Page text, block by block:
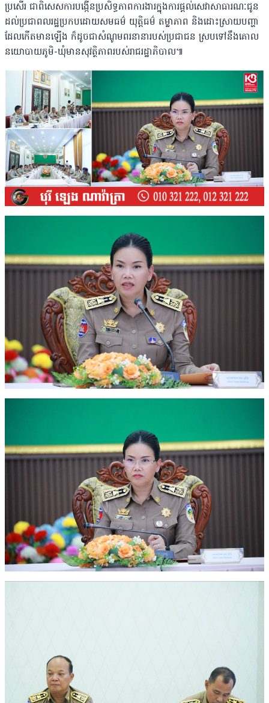
ប្រសើរ ជាពិសេសការបង្កើនប្រសិទ្ធភាពការងារក្នុងការផ្តល់សេវាសាធារណៈជូន
ដល់ប្រជាពលរដ្ឋប្រកបដោយសមធម៌ យុត្តិធម៌ តម្លាភាព និងដោះស្រាយបញ្ហា
ដែលកើតមានឡើង ក៏ដូចជាសំណូមពរនានារបស់ប្រជាជន ស្របទៅនឹងគោល
នយោបាយភូមិ-ឃុំមានសុវត្ថិភាពរបស់រាជរដ្ឋាភិបាល៕